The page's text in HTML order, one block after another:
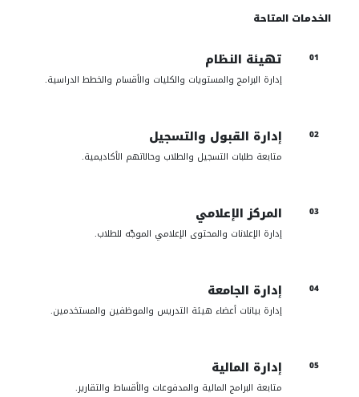
الخدمات المتاحة
01 تهيئة النظام
إدارة البرامج والمستويات والكليات والأقسام والخطط الدراسية.
02 إدارة القبول والتسجيل
متابعة طلبات التسجيل والطلاب وحالاتهم الأكاديمية.
03 المركز الإعلامي
إدارة الإعلانات والمحتوى الإعلامي الموجّه للطلاب.
04 إدارة الجامعة
إدارة بيانات أعضاء هيئة التدريس والموظفين والمستخدمين.
05 إدارة المالية
متابعة البرامج المالية والمدفوعات والأقساط والتقارير.